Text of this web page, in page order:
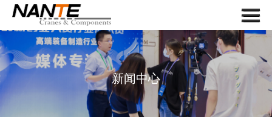
首页
关于我们
起重机
起重机组件
新闻中心